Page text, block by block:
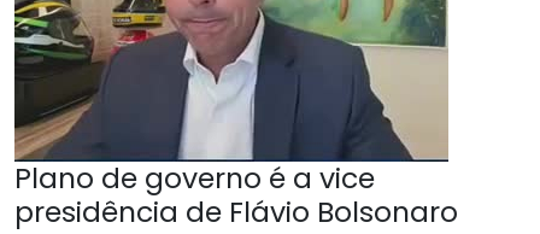
Plano de governo é a vice
presidência de Flávio Bolsonaro